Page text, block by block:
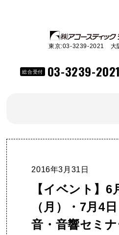
東京:03-3239-2021 大
総合受付 03-3239-2021
2016年3月31日
【イベント】6
（月）・7月4
音・音響セミ